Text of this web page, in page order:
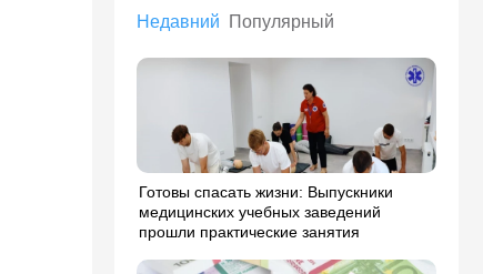
Недавний Популярный
Готовы спасать жизни: Выпускники
медицинских учебных заведений
прошли практические занятия